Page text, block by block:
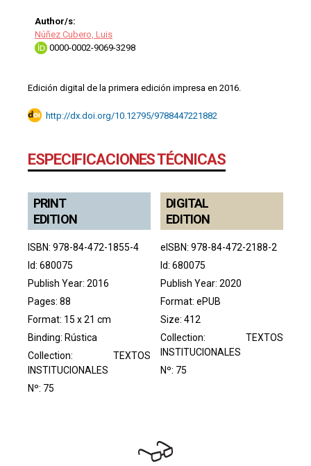
Author/s:
Núñez Cubero, Luis
0000-0002-9069-3298
Edición digital de la primera edición impresa en 2016.
http://dx.doi.org/10.12795/9788447221882
ESPECIFICACIONES TÉCNICAS
PRINT
EDITION
ISBN: 978-84-472-1855-4
Id: 680075
Publish Year: 2016
Pages: 88
Format: 15 x 21 cm
Binding: Rústica
Collection: TEXTOS
INSTITUCIONALES
Nº: 75
DIGITAL
EDITION
eISBN: 978-84-472-2188-2
Id: 680075
Publish Year: 2020
Format: ePUB
Size: 412
Collection: TEXTOS
INSTITUCIONALES
Nº: 75